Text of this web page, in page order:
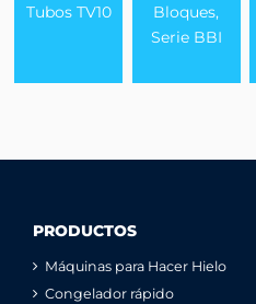
Tubos TV10
Bloques,
Serie BBI
PRODUCTOS
Máquinas para Hacer Hielo
Congelador rápido